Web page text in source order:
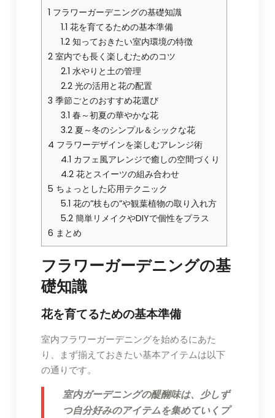
1 フラワーガーデニングの基礎知識
1.1 花を育てるための基本準備
1.2 知っておきたい室内環境の特徴
2室内でも長く楽しむためのコツ
2.1 水やりと土の管理
2.2 光の活用と花の配置
3 季節ごとのおすすめ花選び
3.1 春～初夏の華やかな花
3.2 夏～冬のシンプル＆シックな花
4 フラワーデザインを楽しむアレンジ術
4.1 カフェ風アレンジで癒しの空間づくり
4.2 花とスイーツの組み合わせ
5 ちょっとした応用テクニック
5.1 花の”枝もの”や観葉植物の取り入れ方
5.2 簡単リメイクやDIYで個性をプラス
6 まとめ
フラワーガーデニングの基
礎知識
花を育てるための基本準備
室内フラワーガーデニングを始めるにあた
り、まず揃えておきたい基本アイテムは以下
の通りです。
室内ガーデニングの醍醐味は、少しず
つ自分好みのアイテムを集めていくプ